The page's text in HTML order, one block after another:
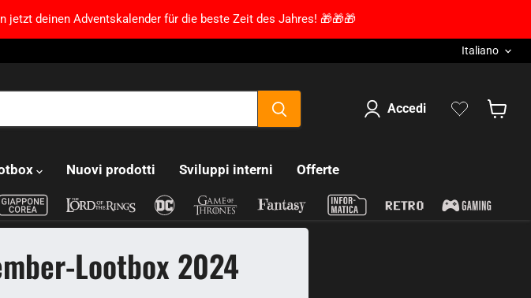
jetzt deinen Adventskalender für die beste Zeit des Jahres! 🎁🎁🎁
Lingua
Italiano
Accedi
Nuovi prodotti Sviluppi interni Offerte
Lootbox 2024